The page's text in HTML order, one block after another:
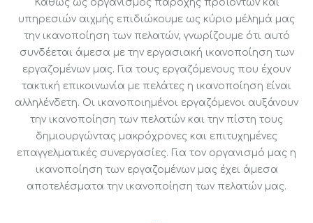
Καθώς ως οργανισμός παροχής προϊόντων και
υπηρεσιών αιχμής επιδιώκουμε ως κύριο μέλημά μας
την ικανοποίηση των πελατών, γνωρίζουμε ότι αυτό
συνδέεται άμεσα με την εργασιακή ικανοποίηση των
εργαζομένων μας. Για τους εργαζόμενους που έχουν
τακτική επικοινωνία με πελάτες η ικανοποίηση είναι
αλληλένδετη. Οι ικανοποιημένοι εργαζόμενοι αυξάνουν
την ικανοποίηση των πελατών και την πίστη τους
δημιουργώντας μακρόχρονες και επιτυχημένες
επαγγελματικές συνεργασίες. Για τον οργανισμό μας η
ικανοποίηση των εργαζομένων μας έχει άμεσα
αποτελέσματα την ικανοποίηση των πελατών μας.